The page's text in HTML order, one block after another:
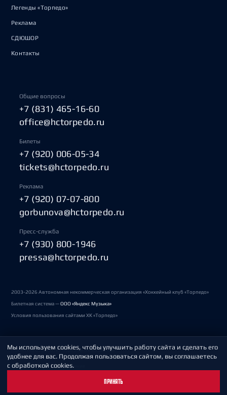
Легенды «Торпедо»
Реклама
СДЮШОР
Контакты
Общие вопросы
+7 (831) 465-16-60
office@hctorpedo.ru
Билеты
+7 (920) 006-05-34
tickets@hctorpedo.ru
Реклама
+7 (920) 07-07-800
gorbunova@hctorpedo.ru
Пресс-служба
+7 (930) 800-1946
pressa@hctorpedo.ru
2003-2026 Автономная некоммерческая организация «Хоккейный клуб «Торпедо»
Билетная система —ООО «Яндекс Музыка»
Условия пользования сайтами ХК «Торпедо»
Политика обработки персональных данных
Пользовательское соглашение
Мы используем cookies, чтобы улучшить работу сайта и сделать его
удобнее для вас. Продолжая пользоваться сайтом, вы соглашаетесь
с обработкой cookies.
ПРИНЯТЬ